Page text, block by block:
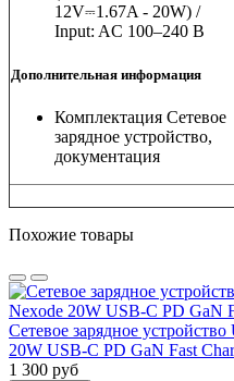
12V⎓1.67A - 20W) /
Input: AC 100–240 В
Дополнительная информация
Комплектация Сетевое
зарядное устройство,
документация
Похожие товары
Сетевое зарядное
20W USB-C PD GaN Fast
1 300 руб